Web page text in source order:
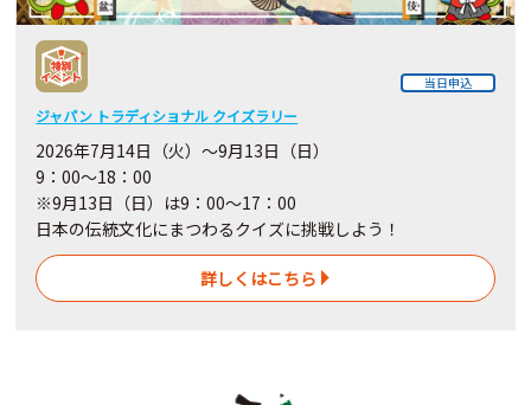
当日申込
ジャパン トラディショナル クイズラリー
2026年7月14日（火）～9月13日（日）
9：00～18：00
※9月13日（日）は9：00～17：00
日本の伝統文化にまつわるクイズに挑戦しよう！
詳しくはこちら